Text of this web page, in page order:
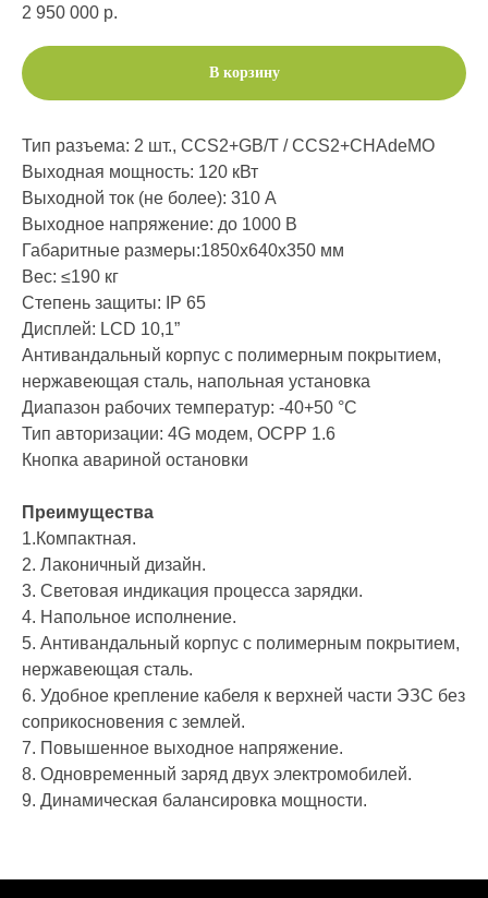
2 950 000 р.
В корзину
Тип разъема: 2 шт., CCS2+GB/T / CCS2+CHAdeMO
Выходная мощность: 120 кВт
Выходной ток (не более): 310 А
Выходное напряжение: до 1000 В
Габаритные размеры:1850х640х350 мм
Вес: ≤190 кг
Степень защиты: IP 65
Дисплей: LCD 10,1”
Антивандальный корпус с полимерным покрытием,
нержавеющая сталь, напольная установка
Диапазон рабочих температур: -40+50 °C
Тип авторизации: 4G модем, OCPP 1.6
Кнопка авариной остановки
Преимущества
1.Компактная.
2. Лаконичный дизайн.
3. Световая индикация процесса зарядки.
4. Напольное исполнение.
5. Антивандальный корпус с полимерным покрытием,
нержавеющая сталь.
6. Удобное крепление кабеля к верхней части ЭЗС без
соприкосновения с землей.
7. Повышенное выходное напряжение.
8. Одновременный заряд двух электромобилей.
9. Динамическая балансировка мощности.